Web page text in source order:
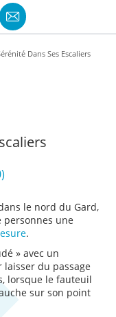
Dans Ses Escaliers
le nord du Gard,
personnes une
.
» avec un
du passage
lorsque le fauteuil
sur son point